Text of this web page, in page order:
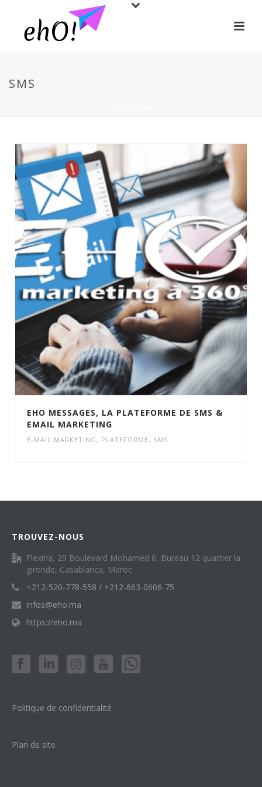
SMS
EHO MESSAGES, LA PLATEFORME DE SMS &
EMAIL MARKETING
E-MAIL MARKETING , PLATEFORME, SMS
TROUVEZ-NOUS
Flexina, 29 Boulevard Mohamed 6, Bureau 12 quartier la
gironde, Casablanca, Maroc
+212-520-778-558 / +212-663-0606-75
infos@eho.ma
https://eho.ma
Politique de confidentialité
Plan de site